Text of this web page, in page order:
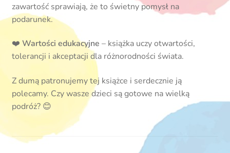
zawartość sprawiają, że to świetny pomysł na
podarunek.
❤️ Wartości edukacyjne – książka uczy otwartości,
tolerancji i akceptacji dla różnorodności świata.
Z dumą patronujemy tej książce i serdecznie ją
polecamy. Czy wasze dzieci są gotowe na wielką
podróż? 😊